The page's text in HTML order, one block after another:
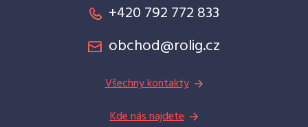
+420 792 772 833
obchod@rolig.cz
Všechny kontakty
Kde nás najdete